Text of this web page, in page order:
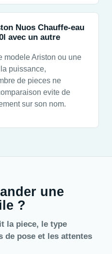
Nuos Chauffe-eau
avec un autre
modele Ariston ou une
puissance,
de pieces ne
evite de
sur son nom.
une
?
la piece, le type
de pose et les attentes